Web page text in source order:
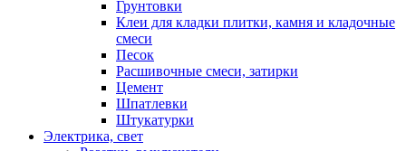
Грунтовки
Клеи для кладки плитки, камня и кладочные
смеси
Песок
Расшивочные смеси, затирки
Цемент
Шпатлевки
Штукатурки
Электрика, свет